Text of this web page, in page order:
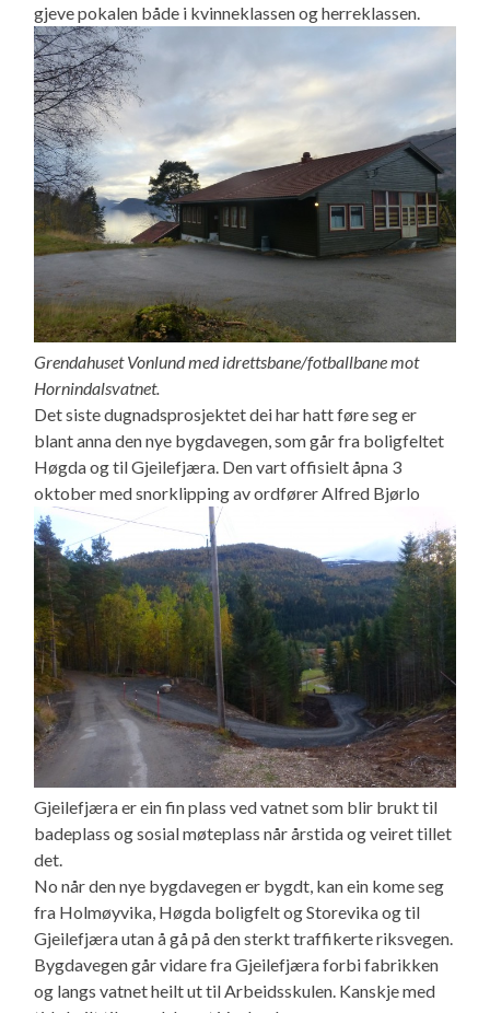
gjeve pokalen både i kvinneklassen og herreklassen.
Grendahuset Vonlund med idrettsbane/fotballbane mot
Hornindalsvatnet.
Det siste dugnadsprosjektet dei har hatt føre seg er
blant anna den nye bygdavegen, som går fra boligfeltet
Høgda og til Gjeilefjæra. Den vart offisielt åpna 3
oktober med snorklipping av ordfører Alfred Bjørlo
Gjeilefjæra er ein fin plass ved vatnet som blir brukt til
badeplass og sosial møteplass når årstida og veiret tillet
det.
No når den nye bygdavegen er bygdt, kan ein kome seg
fra Holmøyvika, Høgda boligfelt og Storevika og til
Gjeilefjæra utan å gå på den sterkt traffikerte riksvegen.
Bygdavegen går vidare fra Gjeilefjæra forbi fabrikken
og langs vatnet heilt ut til Arbeidsskulen. Kanskje med